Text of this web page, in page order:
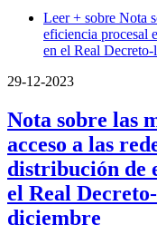
Leer + sobre Nota
eficiencia procesal
en el Real
29-12-2023
Nota sobre las
acceso a las
distribución de
el Real
diciembre